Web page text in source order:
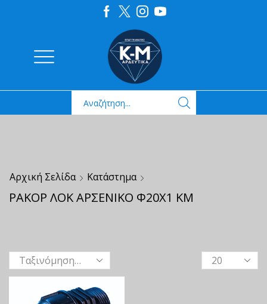
Αρχική Σελίδα Κατάστημα
ΡΑΚΟΡ ΛΟΚ ΑΡΣΕΝΙΚΟ Φ20Χ1 ΚΜ